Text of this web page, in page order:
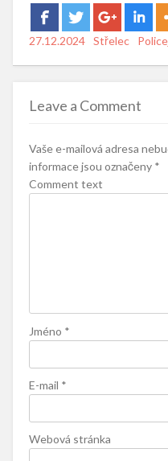
Posted
27.12.2024 Author
Střelec
Leave a Comment
Vaše e-mailová adresa
informace jsou označeny *
Comment text
Jméno *
E-mail *
Webová stránka